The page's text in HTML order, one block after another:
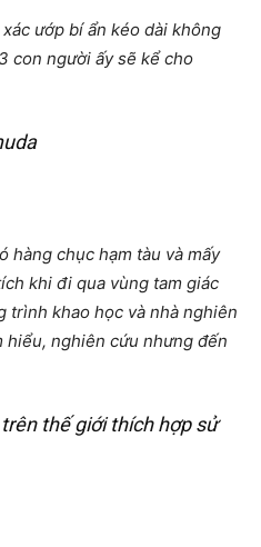
ướp bí ẩn kéo dài không
con người ấy sẽ kể cho
hàng chục hạm tàu và mấy
khi đi qua vùng tam giác
trình khao học và nhà nghiên
hiểu, nghiên cứu nhưng đến
thế giới thích hợp sử